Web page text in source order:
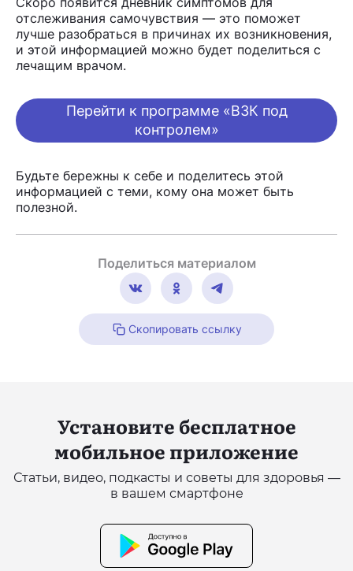
отслеживания самочувствия — это поможет
лучше разобраться в причинах их возникновения,
и этой информацией можно будет поделиться с
лечащим врачом.
Перейти к программе «ВЗК под
контролем»
Будьте бережны к себе и поделитесь этой
информацией с теми, кому она может быть
полезной.
Поделиться материалом
Скопировать ссылку
Установите бесплатное
мобильное приложение
Статьи, видео, подкасты и советы для здоровья —
в вашем смартфоне